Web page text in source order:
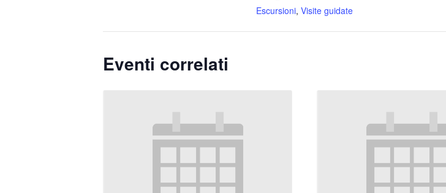
Escursioni, Visite guidate
Eventi correlati